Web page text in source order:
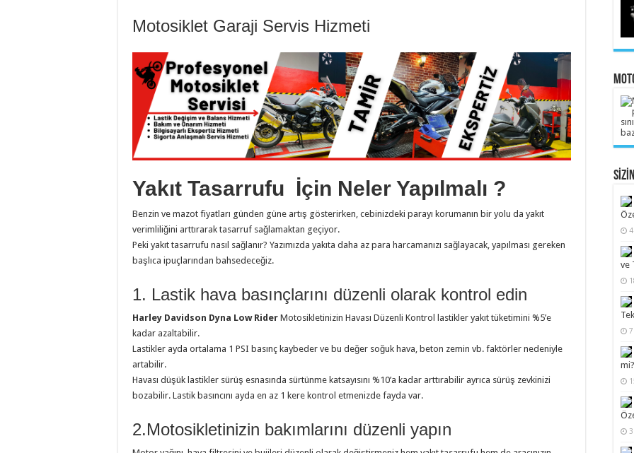
Motosiklet Garaji Servis Hizmeti
Yakıt Tasarrufu İçin Neler Yapılmalı ?
Benzin ve mazot fiyatları günden güne artış gösterirken, cebinizdeki parayı korumanın bir yolu da yakıt
verimliliğini arttırarak tasarruf sağlamaktan geçiyor.
Peki yakıt tasarrufu nasıl sağlanır? Yazımızda yakıta daha az para harcamanızı sağlayacak, yapılması gereken
başlıca ipuçlarından bahsedeceğiz.
1. Lastik hava basınçlarını düzenli olarak kontrol edin
Harley Davidson Dyna Low Rider Motosikletinizin Havası Düzenli Kontrol lastikler yakıt tüketimini %5’e
kadar azaltabilir.
Lastikler ayda ortalama 1 PSI basınç kaybeder ve bu değer soğuk hava, beton zemin vb. faktörler nedeniyle
artabilir.
Havası düşük lastikler sürüş esnasında sürtünme katsayısını %10’a kadar arttırabilir ayrıca sürüş zevkinizi
bozabilir. Lastik basıncını ayda en az 1 kere kontrol etmenizde fayda var.
2.Motosikletinizin bakımlarını düzenli yapın
ve